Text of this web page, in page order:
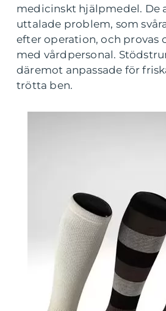
medicinskt hjälpmedel. De
uttalade problem, som
efter operation, och provas
med vårdpersonal.
däremot anpassade för
trötta ben.